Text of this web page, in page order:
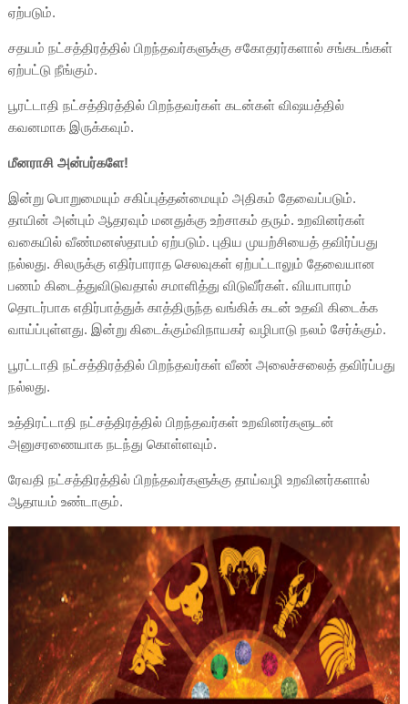
ஏற்படும்.
சதயம் நட்சத்திரத்தில் பிறந்தவர்களுக்கு சகோதரர்களால் சங்கடங்கள்
ஏற்பட்டு நீங்கும்.
பூரட்டாதி நட்சத்திரத்தில் பிறந்தவர்கள் கடன்கள் விஷயத்தில்
கவனமாக இருக்கவும்.
மீனராசி அன்பர்களே!
இன்று பொறுமையும் சகிப்புத்தன்மையும் அதிகம் தேவைப்படும்.
தாயின் அன்பும் ஆதரவும் மனதுக்கு உற்சாகம் தரும். உறவினர்கள்
வகையில் வீண்மனஸ்தாபம் ஏற்படும். புதிய முயற்சியைத் தவிர்ப்பது
நல்லது. சிலருக்கு எதிர்பாராத செலவுகள் ஏற்பட்டாலும் தேவையான
பணம் கிடைத்துவிடுவதால் சமாளித்து விடுவீர்கள். வியாபாரம்
தொடர்பாக எதிர்பாத்துக் காத்திருந்த வங்கிக் கடன் உதவி கிடைக்க
வாய்ப்புள்ளது. இன்று கிடைக்கும்விநாயகர் வழிபாடு நலம் சேர்க்கும்.
பூரட்டாதி நட்சத்திரத்தில் பிறந்தவர்கள் வீண் அலைச்சலைத் தவிர்ப்பது
நல்லது.
உத்திரட்டாதி நட்சத்திரத்தில் பிறந்தவர்கள் உறவினர்களுடன்
அனுசரணையாக நடந்து கொள்ளவும்.
ரேவதி நட்சத்திரத்தில் பிறந்தவர்களுக்கு தாய்வழி உறவினர்களால்
ஆதாயம் உண்டாகும்.